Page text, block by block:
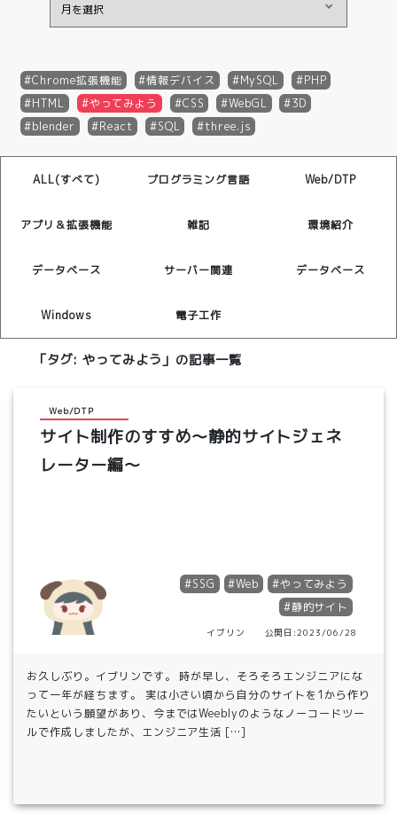
Chrome拡張機能 情報デバイス MySQL
PHP
HTML
やってみよう CSS WebGL
3D
blender
React SQL three.js
ALL(すべて) プログラミング言語 Web/DTP
アプリ＆拡張機能 雑記 環境紹介
データベース サーバー関連 データベース
Windows 電子工作
「タグ:やってみよう 」の記事一覧
Web/DTP
サイト制作のすすめ～静的サイトジェネ
レーター編～
#SSG #Web
#やってみよう
#静的サイト
イブリン 公開日:2023/06/28
お久しぶり。イブリンです。 時が早し、そろそろエンジニアにな
って一年が経ちます。 実は小さい頃から自分のサイトを1から作り
たいという願望があり、今まではWeeblyのようなノーコードツー
ルで作成しましたが、エンジニア生活 […]